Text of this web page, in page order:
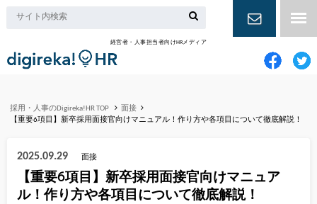
経営者・人事担当者向けHRメディア
お問い合
採用・人事のDigireka!HR TOP
面接
【重要6項目】新卒採用面接官向けマニュアル！作り方や各項目について徹底解説！
2025.09.29 面接
【重要6項目】新卒採用面接官向けマニュア
ル！作り方や各項目について徹底解説！